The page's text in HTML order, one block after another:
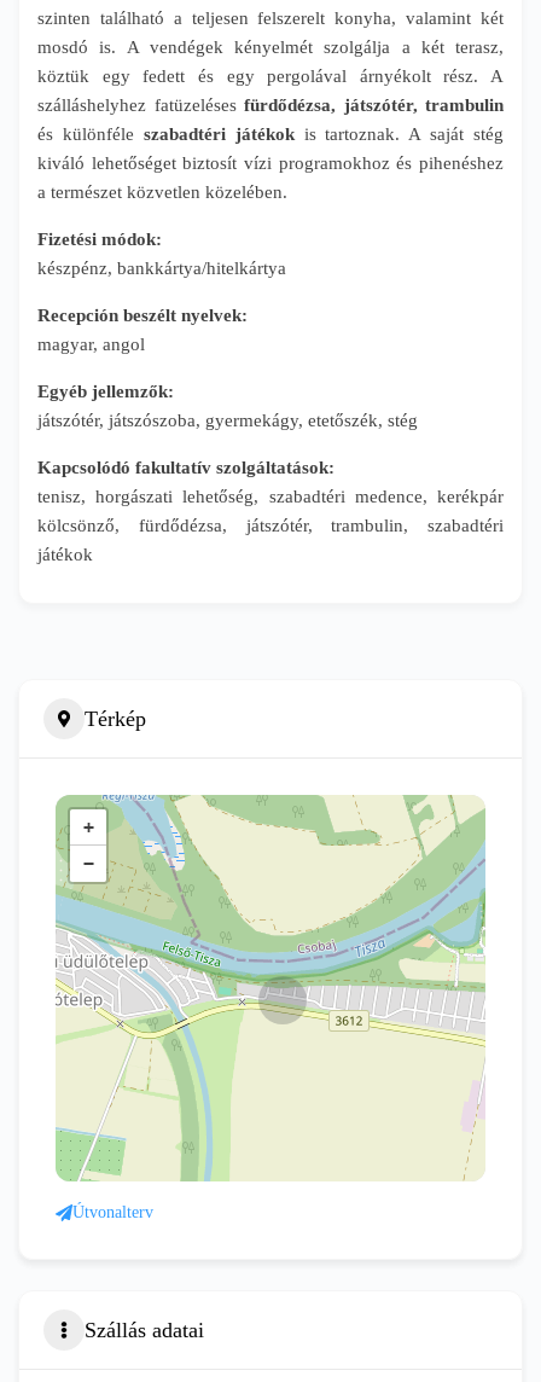
szinten található a teljesen felszerelt konyha, valamint két
mosdó is. A vendégek kényelmét szolgálja a két terasz,
köztük egy fedett és egy pergolával árnyékolt rész. A
szálláshelyhez fatüzelésesfürdődézsa, játszótér, trambulin
és különféle szabadtéri játékokis tartoznak. A saját stég
kiváló lehetőséget biztosít vízi programokhoz és pihenéshez
a természet közvetlen közelében.
Fizetési módok:
készpénz, bankkártya/hitelkártya
Recepción beszélt nyelvek:
magyar, angol
Egyéb jellemzők:
játszótér, játszószoba, gyermekágy, etetőszék, stég
Kapcsolódó fakultatív szolgáltatások:
tenisz, horgászati lehetőség, szabadtéri medence, kerékpár
kölcsönző, fürdődézsa, játszótér, trambulin, szabadtéri
játékok
Térkép
+
−
Útvonalterv
Szállás adatai